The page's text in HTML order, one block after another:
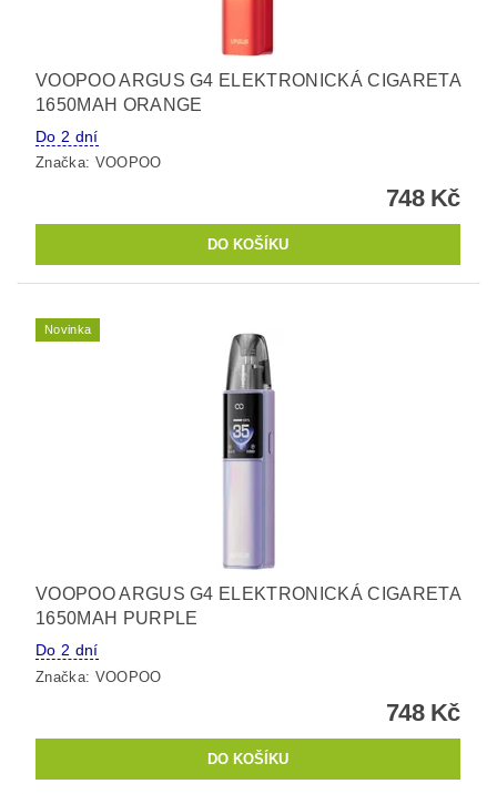
VOOPOO ARGUS G4 ELEKTRONICKÁ CIGARETA
1650MAH ORANGE
Do 2 dní
Značka: VOOPOO
748 Kč
Novinka
VOOPOO ARGUS G4 ELEKTRONICKÁ CIGARETA
1650MAH PURPLE
Do 2 dní
Značka: VOOPOO
748 Kč